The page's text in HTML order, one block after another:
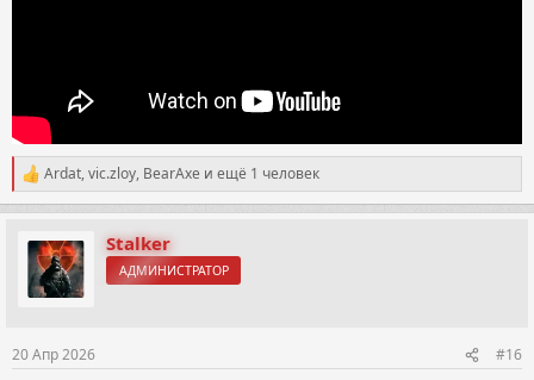
Р
е
а
ц
и
Ardat,vic.zloy, BearAxe и ещё 1 человек
Stalker
АДМИНИСТРАТОР
20 Апр 2026 #16